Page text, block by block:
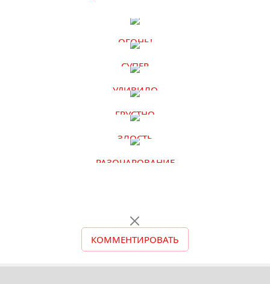
ОГОНЬ!
СУПЕР
УДИВИЛО
ГРУСТНО
ЗЛОСТЬ
РАЗОЧАРОВАНИЕ
КОММЕНТИРОВАТЬ